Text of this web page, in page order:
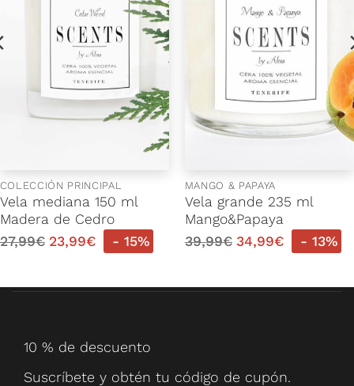
COLECCIÓN PRINCIPAL
Vela mediana 150 ml
Madera de Cedro
27,99€ 23,99€ - 15%
MANGO & PAPAYA
Vela grande 235 ml
Mango&Papaya
39,99€ 34,99€ - 13%
10 % de descuento
Suscríbete y obtén tu código de cupón.